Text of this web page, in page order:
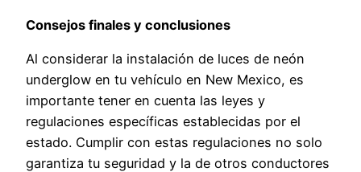
Consejos finales y conclusiones
Al considerar la instalación de luces de neón
underglow en tu vehículo en New Mexico, es
importante tener en cuenta las leyes y
regulaciones específicas establecidas por el
estado. Cumplir con estas regulaciones no solo
garantiza tu seguridad y la de otros conductores